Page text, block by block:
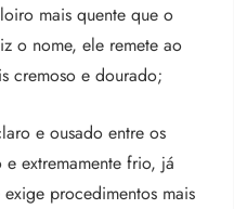
mais quente que o
o nome, ele remete ao
cremoso e dourado;
e ousado entre os
extremamente frio, já
procedimentos mais